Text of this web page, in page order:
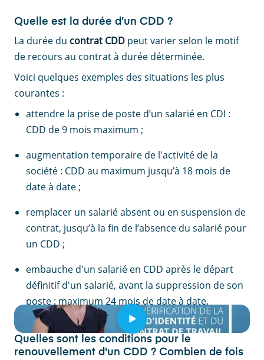
Quelle est la durée d’un CDD ?
La durée du contrat CDD peut varier selon le motif
de recours au contrat à durée déterminée.
Voici quelques exemples des situations les plus
courantes :
attendre la prise de poste d’un salarié en CDI :
CDD de 9 mois maximum ;
augmentation temporaire de l'activité de la
société : CDD au maximum jusqu’à 18 mois de
date à date ;
remplacer un salarié absent ou en suspension de
contrat, jusqu’à la fin de l’absence du salarié pour
un CDD ;
embauche d'un salarié en CDD après le départ
définitif d'un salarié, avant la suppression de son
poste : maximum 24 mois de date à date.
Quelles sont les conditions pour le
renouvellement d'un CDD ? Combien de fois